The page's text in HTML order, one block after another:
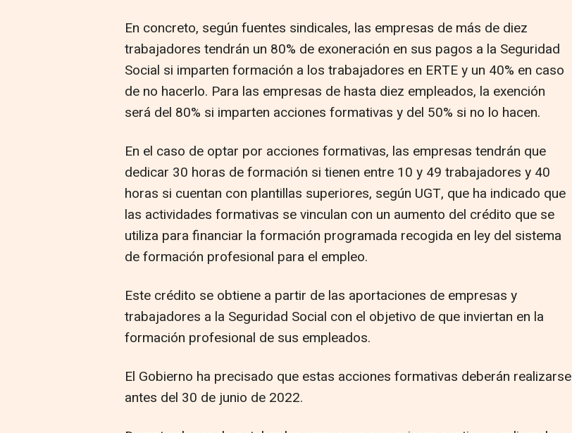
En concreto, según fuentes sindicales, las empresas de más de diez
trabajadores tendrán un 80% de exoneración en sus pagos a la Seguridad
Social si imparten formación a los trabajadores en ERTE y un 40% en caso
de no hacerlo. Para las empresas de hasta diez empleados, la exención
será del 80% si imparten acciones formativas y del 50% si no lo hacen.
En el caso de optar por acciones formativas, las empresas tendrán que
dedicar 30 horas de formación si tienen entre 10 y 49 trabajadores y 40
horas si cuentan con plantillas superiores, según UGT, que ha indicado que
las actividades formativas se vinculan con un aumento del crédito que se
utiliza para financiar la formación programada recogida en ley del sistema
de formación profesional para el empleo.
Este crédito se obtiene a partir de las aportaciones de empresas y
trabajadores a la Seguridad Social con el objetivo de que inviertan en la
formación profesional de sus empleados.
El Gobierno ha precisado que estas acciones formativas deberán realizarse
antes del 30 de junio de 2022.